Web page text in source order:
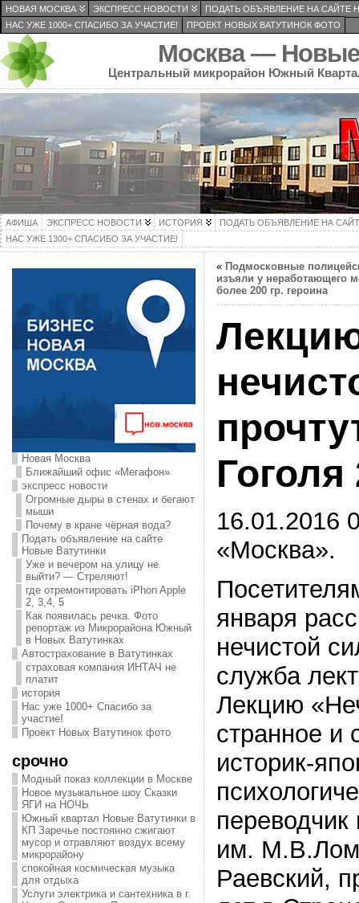
НОВАЯ МОСКВА ЭКСПРЕСС НОВОСТИ
ПОДАТЬ ОБЪЯВЛЕНИЕ НА САЙТЕ
НАС УЖЕ 1000+ СПАСИБО ЗА УЧАСТИЕ!
ПРОЕКТ НОВЫХ ВАТУТИНОК ФОТО
Москва — Новые
Центральный микрорайон Южный
АФИША ЭКСПРЕСС НОВОСТИ ИСТОРИЯ
ПОДАТЬ ОБЪЯВЛЕНИЕ НА
НАС УЖЕ 1300+ СПАСИБО ЗА УЧАСТИЕ!
Новая Москва
Ближайший офис «Мегафон»
экспресс новости
Огромные дыры в стенах и бегают
мыши
Почему в кране чёрная вода?
Подать объявление на сайте
Новые Ватутинки
Уже и вечером на улицу не
выйти? — Стреляют!
где отремонтировать iPhon Apple
2, 3,4, 5
Как появилась речка. Фото
репортаж из Микрорайона Южный
в Новых Ватутинках
Автострахование в Ватутинках
страховая компания ИНТАЧ не
платит
история
Нас уже 1000+ Спасибо за
участие!
Проект Новых Ватутинок фото
срочно
Модный показ коллекции в Москве
Новое музыкальное шоу Сказки
ЯГИ на НОЧЬ
Южный квартал Новые Ватутинки в
КП Заречье постоянно сжигают
мусор и отравляют воздух всему
микрорайону
спокойная космическая музыка
для отдыха
Услуги электрика и сантехника в г.
« Подмосковные
изъяли у неработающего
более 200 гр. героина
16.01.2016
«Москва».
января
нечистой
служба
Лекцию
странное и
историк-
им.
Раевский,